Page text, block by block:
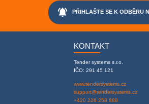
notifications_active PŘIHLAŠTE SE K ODBĚRU
KONTAKT
Tender systems s.r.o.
IČO: 291 45 121
www.tendersystems.cz
support@tendersystems.cz
+420 226 258 888